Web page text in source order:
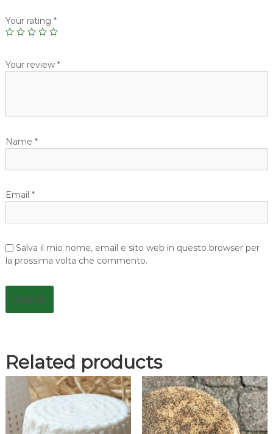
Your rating *
Your review *
Name *
Email *
Salva il mio nome, email e sito web in questo browser per
la prossima volta che commento.
Related products